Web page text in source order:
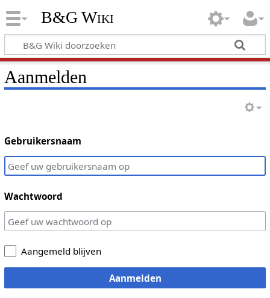
B&G Wiki
Aanmelden
Gebruikersnaam
Wachtwoord
Aangemeld blijven
Aanmelden